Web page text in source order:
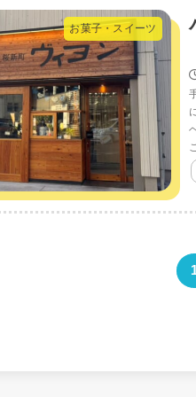
お菓子・スイーツ